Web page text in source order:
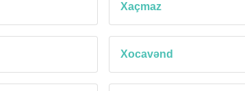
Xaçmaz
Xocavənd